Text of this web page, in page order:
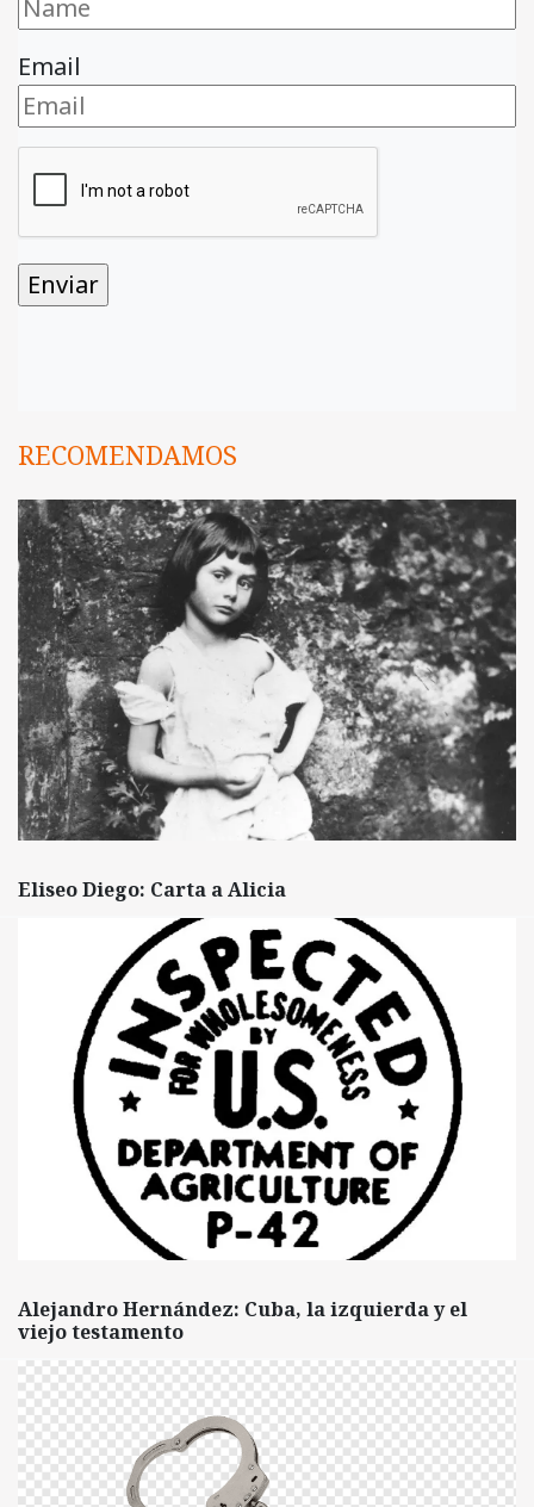
Email
RECOMENDAMOS
Eliseo Diego: Carta a Alicia
Alejandro Hernández: Cuba, la izquierda y el
viejo testamento